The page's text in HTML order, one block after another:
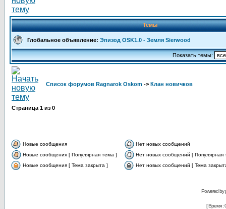
Темы
Глобальное объявление: Эпизод OSK1.0 - Земля Sierwood
Показать темы:
Список форумов Ragnarok Oskom -> Клан новичков
Страница 1 из 0
Новые сообщения
Нет новых сообщений
Новые сообщения [ Популярная тема ]
Нет новых сообщений [ Популярная
Новые сообщения [ Тема закрыта ]
Нет новых сообщений [ Тема
Powered by
[ Время :